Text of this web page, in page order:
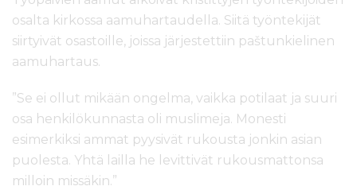
osalta kirkossa aamuhartaudella. Siitä työntekijät
siirtyivät osastoille, joissa järjestettiin paštunkielinen
aamuhartaus.
”Se ei ollut mikään ongelma, vaikka potilaat ja suuri
osa henkilökunnasta oli muslimeja. Monesti
esimerkiksi ammat pyysivät rukousta jonkin asian
puolesta. Yhtä lailla he levittivät rukousmattonsa
milloin missäkin.”